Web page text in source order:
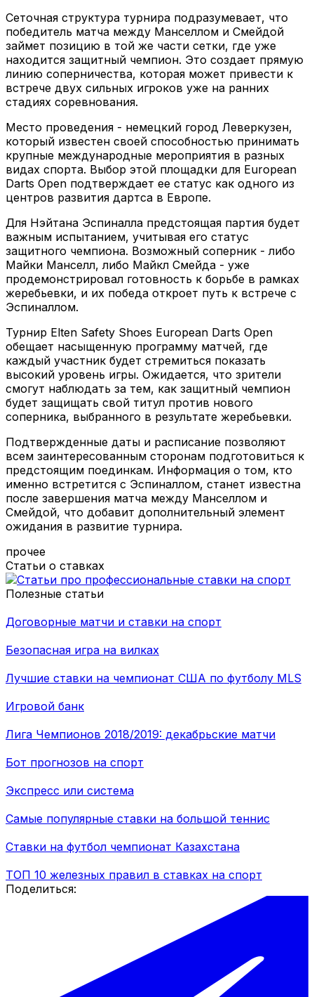
Сеточная структура турнира подразумевает, что
победитель матча между Манселлом и Смейдой
займет позицию в той же части сетки, где уже
находится защитный чемпион. Это создает прямую
линию соперничества, которая может привести к
встрече двух сильных игроков уже на ранних
стадиях соревнования.
Место проведения - немецкий город Леверкузен,
который известен своей способностью принимать
крупные международные мероприятия в разных
видах спорта. Выбор этой площадки для European
Darts Open подтверждает ее статус как одного из
центров развития дартса в Европе.
Для Нэйтана Эспиналла предстоящая партия будет
важным испытанием, учитывая его статус
защитного чемпиона. Возможный соперник - либо
Майки Манселл, либо Майкл Смейда - уже
продемонстрировал готовность к борьбе в рамках
жеребьевки, и их победа откроет путь к встрече с
Эспиналлом.
Турнир Elten Safety Shoes European Darts Open
обещает насыщенную программу матчей, где
каждый участник будет стремиться показать
высокий уровень игры. Ожидается, что зрители
смогут наблюдать за тем, как защитный чемпион
будет защищать свой титул против нового
соперника, выбранного в результате жеребьевки.
Подтвержденные даты и расписание позволяют
всем заинтересованным сторонам подготовиться к
предстоящим поединкам. Информация о том, кто
именно встретится с Эспиналлом, станет известна
после завершения матча между Манселлом и
Смейдой, что добавит дополнительный элемент
ожидания в развитие турнира.
прочее
Статьи о ставках
Полезные статьи
Договорные матчи и ставки на спорт
Безопасная игра на вилках
Лучшие ставки на чемпионат США по футболу MLS
Игровой банк
Лига Чемпионов 2018/2019: декабрьские матчи
Бот прогнозов на спорт
Экспресс или система
Самые популярные ставки на большой теннис
Ставки на футбол чемпионат Казахстана
ТОП 10 железных правил в ставках на спорт
Поделиться: